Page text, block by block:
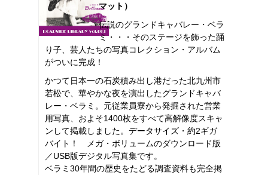
マット）
伝説のグランドキャバレー・ベラ
ミ・・・そのステージを飾った踊
り子、芸人たちの写真コレクション・アルバム
がついに完成！
かつて日本一の石炭積み出し港だった北九州市
若松で、華やかな夜を演出したグランドキャバ
レー・ベラミ。元従業員寮から発掘された営業
用写真、およそ1400枚をすべて高解像度スキャ
ンして掲載しました。データサイズ・約2ギガ
バイト！ メガ・ボリュームのダウンロード版
／USB版デジタル写真集です。
ベラミ30年間の歴史をたどる調査資料も完全掲